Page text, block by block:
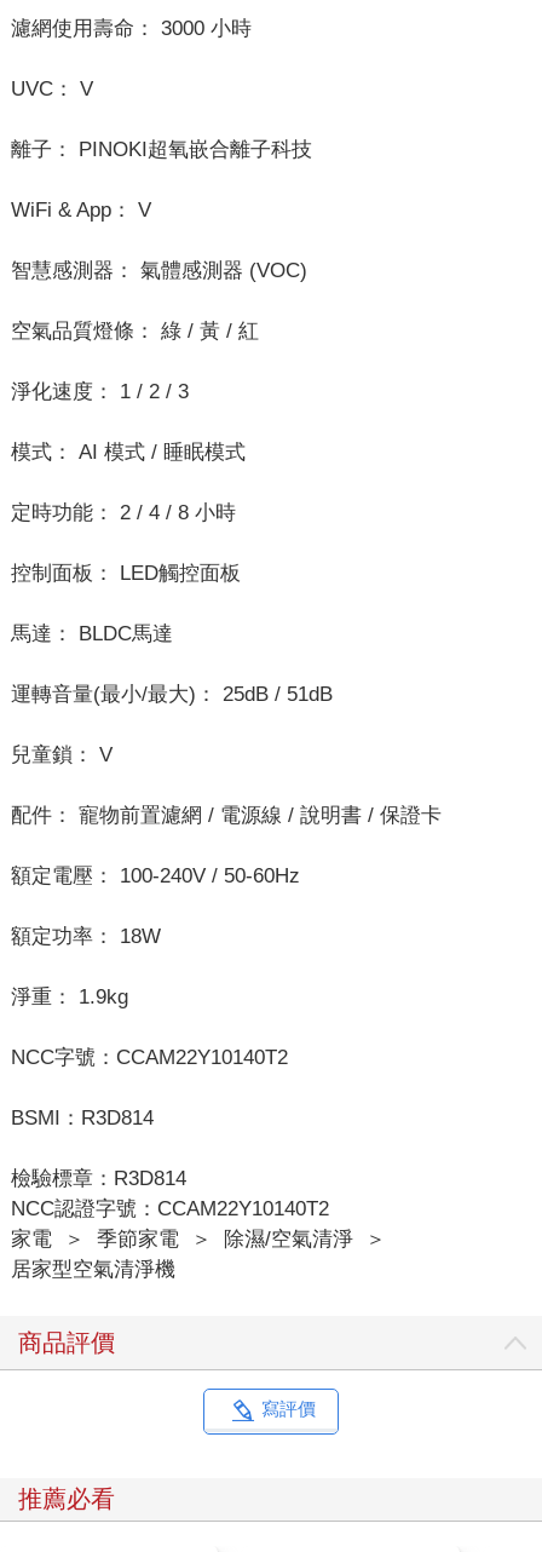
濾網使用壽命： 3000 小時
UVC： V
離子： PINOKI超氧嵌合離子科技
WiFi & App： V
智慧感測器： 氣體感測器 (VOC)
空氣品質燈條： 綠 / 黃 / 紅
淨化速度： 1 / 2 / 3
模式： AI 模式 / 睡眠模式
定時功能： 2 / 4 / 8 小時
控制面板： LED觸控面板
馬達： BLDC馬達
運轉音量(最小/最大)： 25dB / 51dB
兒童鎖： V
配件： 寵物前置濾網 / 電源線 / 說明書 / 保證卡
額定電壓： 100-240V / 50-60Hz
額定功率： 18W
淨重： 1.9kg
NCC字號：CCAM22Y10140T2
BSMI：R3D814
檢驗標章：R3D814
NCC認證字號：CCAM22Y10140T2
家電
＞ 季節家電 ＞ 除濕/空氣清淨
＞
居家型空氣清淨機
商品評價
寫評價
推薦必看